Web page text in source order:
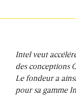
Intel veut
des conceptions
Le fondeur a
pour sa gamme